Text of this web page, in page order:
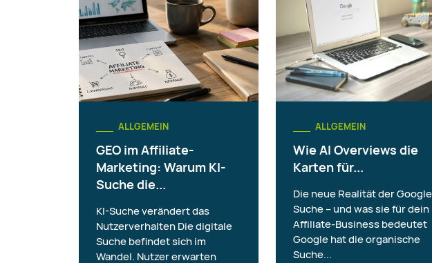
ALLGEMEIN
GEO im Affiliate-
Marketing: Warum KI-
Suche die...
KI-Suche verändert das
Nutzerverhalten Die digitale
Suche befindet sich im
Wandel. Nutzer erwarten
ALLGEMEIN
Wie AI Overviews die
Karten für...
Die neue Realität der
Suche – und was sie für dein
Affiliate-Business bedeutet
Google hat die organische
Suche...